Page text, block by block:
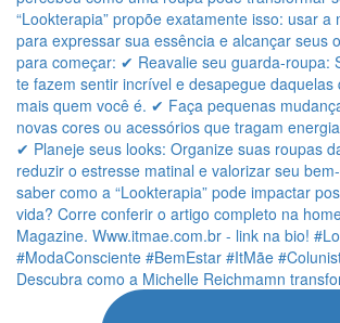
Descubra como a Michelle Reichmamn